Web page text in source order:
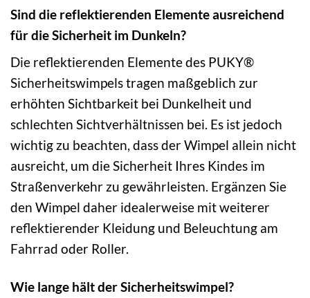
Sind die reflektierenden Elemente ausreichend
für die Sicherheit im Dunkeln?
Die reflektierenden Elemente des PUKY®
Sicherheitswimpels tragen maßgeblich zur
erhöhten Sichtbarkeit bei Dunkelheit und
schlechten Sichtverhältnissen bei. Es ist jedoch
wichtig zu beachten, dass der Wimpel allein nicht
ausreicht, um die Sicherheit Ihres Kindes im
Straßenverkehr zu gewährleisten. Ergänzen Sie
den Wimpel daher idealerweise mit weiterer
reflektierender Kleidung und Beleuchtung am
Fahrrad oder Roller.
Wie lange hält der Sicherheitswimpel?